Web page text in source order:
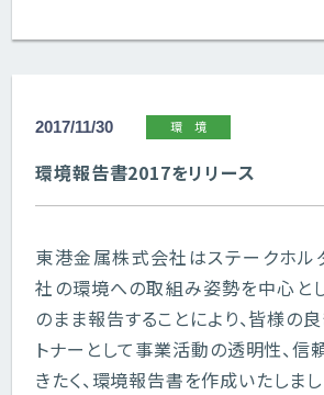
2017/11/30 環境
環境報告書2017をリリース
東港金属株式会社はステークホル
社の環境への取組み姿勢を中心と
のまま報告することにより、皆様の
トナーとして事業活動の透明性、信
きたく、環境報告書を作成いたしまし